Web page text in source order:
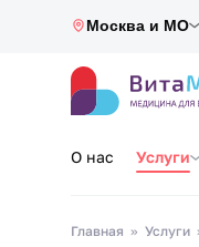
Москва и МО
О нас Услуги
Главная Услуги